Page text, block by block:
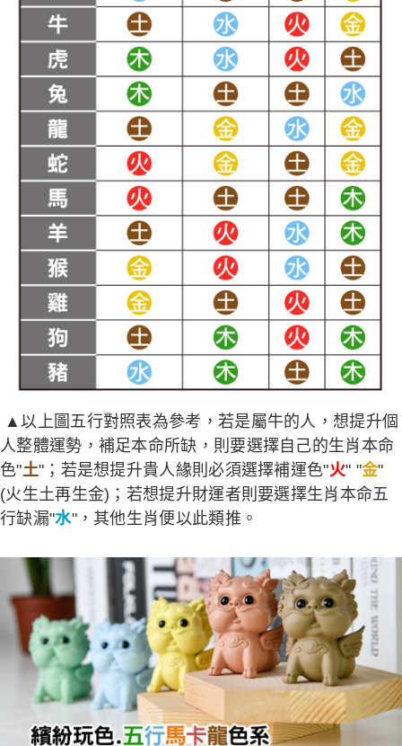
▲以上圖五行對照表為參考，若是屬牛的人，想提升個
人整體運勢，補足本命所缺，則要選擇自己的生肖本命
色"土"；若是想提升貴人緣則必須選擇補運色"火" "金"
(火生土再生金)；若想提升財運者則要選擇生肖本命五
行缺漏"水"，其他生肖便以此類推。